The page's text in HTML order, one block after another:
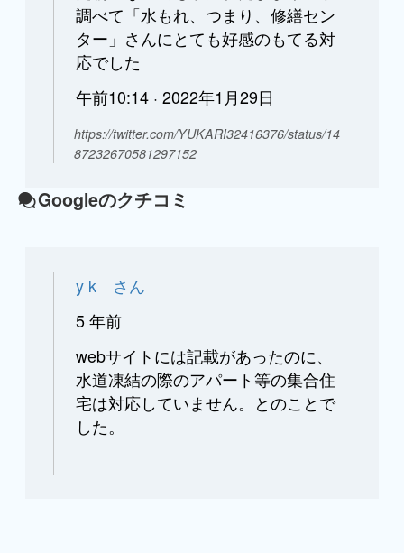
調べて「水もれ、つまり、修繕セン
ター」さんにとても好感のもてる対
応でした
午前10:14 · 2022年1月29日
https://twitter.com/YUKARI32416376/status/14
87232670581297152
Googleのクチコミ
y k さん
5 年前
webサイトには記載があったのに、
水道凍結の際のアパート等の集合住
宅は対応していません。とのことで
した。